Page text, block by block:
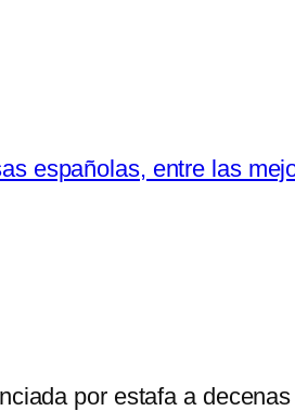
españolas, entre las
por estafa a